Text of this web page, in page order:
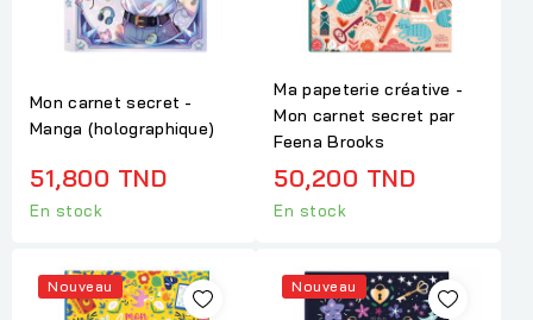
Mon carnet secret -
Manga (holographique)
51,800 TND
En stock
Ma papeterie créative -
Mon carnet secret par
Feena Brooks
50,200 TND
En stock
Nouveau Nouveau